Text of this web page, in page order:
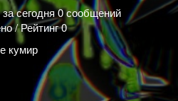
за сегодня 0 сообщений
/ Рейтинг 0
кумир